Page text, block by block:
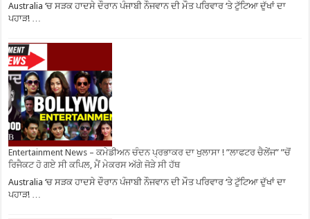
Australia ‘ਚ ਸੜਕ ਹਾਦਸੇ ਦੌਰਾਨ ਪੰਜਾਬੀ ਨੌਜਵਾਨ ਦੀ ਮੌਤ ਪਰਿਵਾਰ ‘ਤੇ ਟੁੱਟਿਆ ਦੁੱਖਾਂ ਦਾ
ਪਹਾੜ! …
Entertainment News – ਕਮੇਡੀਅਨ ਚੰਦਨ ਪ੍ਰਭਾਕਰ ਦਾ ਖੁਲਾਸਾ ! ”ਲਾਫਟਰ ਚੈਲੇਂਜ” ”ਚੋਂ
ਰਿਜੈਕਟ ਹੋ ਗਏ ਸੀ ਕਪਿਲ, ਮੈਂ ਮੇਕਰਸ ਅੱਗੇ ਜੋੜੇ ਸੀ ਹੱਥ
Australia ‘ਚ ਸੜਕ ਹਾਦਸੇ ਦੌਰਾਨ ਪੰਜਾਬੀ ਨੌਜਵਾਨ ਦੀ ਮੌਤ ਪਰਿਵਾਰ ‘ਤੇ ਟੁੱਟਿਆ ਦੁੱਖਾਂ ਦਾ
ਪਹਾੜ! …